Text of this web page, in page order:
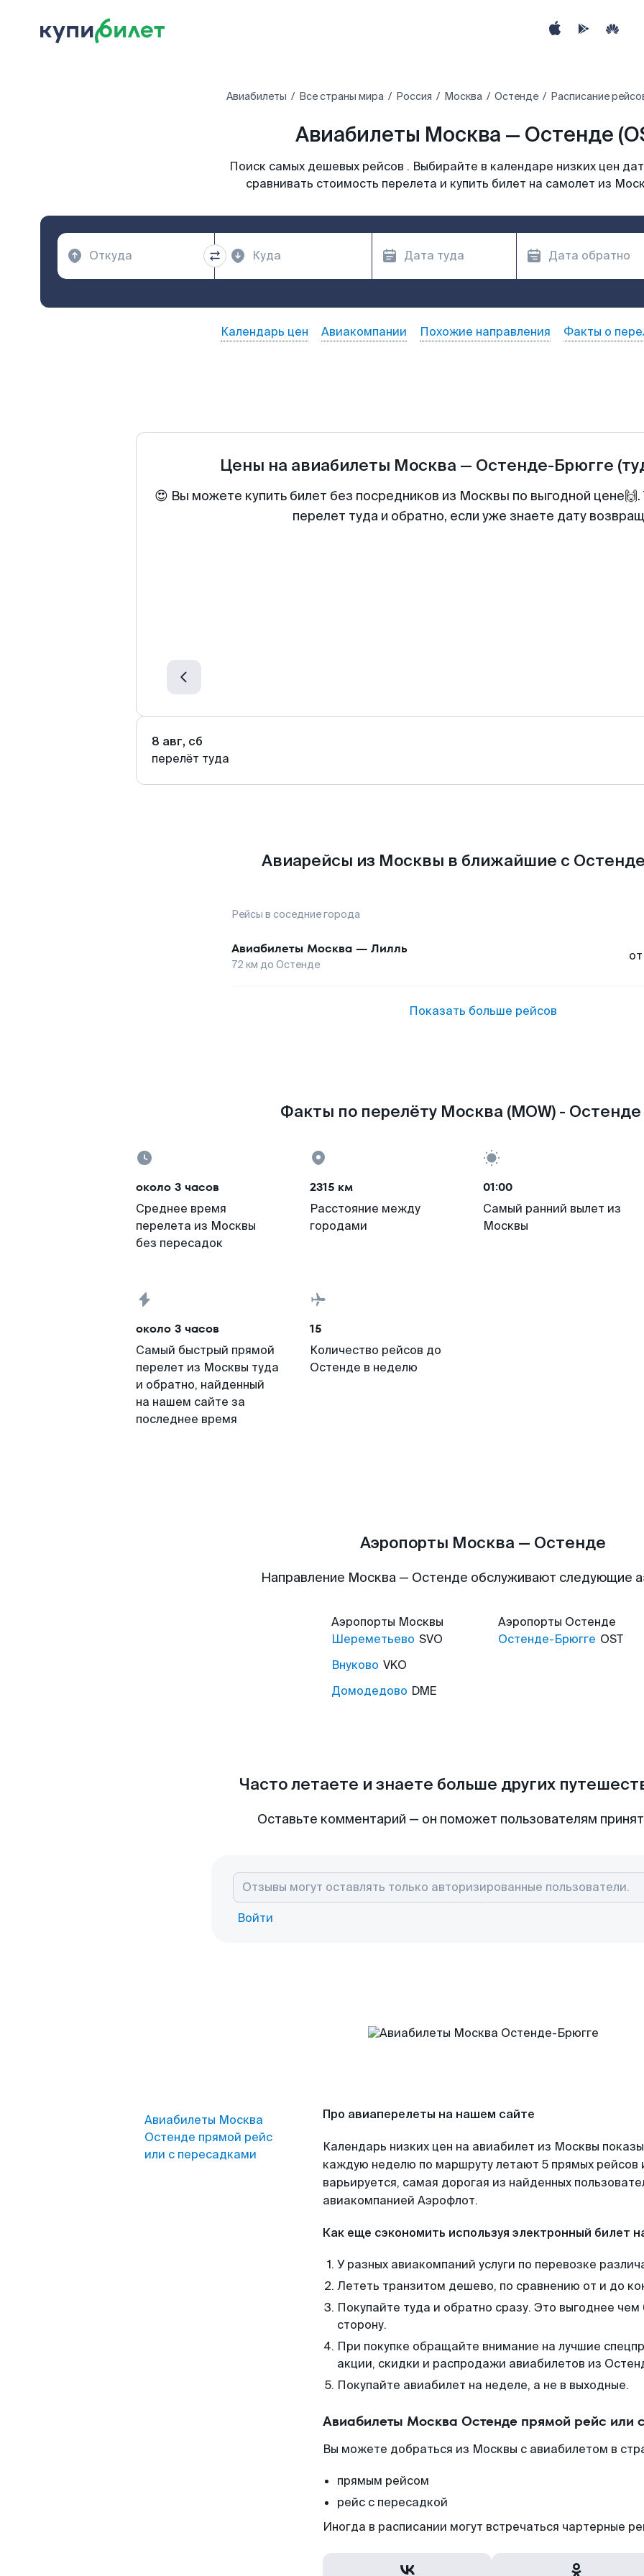
Авиабилеты Все страны мира Россия Москва Остенде Расписание
Авиабилеты Москва — Остенде
Поиск самых дешевых рейсов . Выбирайте в календаре низких цен
сравнивать стоимость перелета и купить билет на самолет из
Календарь цен Авиакомпании Похожие направления Факты о
Цены на авиабилеты Москва — Остенде-Брюгге
😍 Вы можете купить билет без посредников из Москвы по выгодной
перелет туда и обратно, если уже знаете дату
8 авг, сб
перелёт туда
Авиарейсы из Москвы в ближайшие с
Рейсы в соседние города
Авиабилеты Москва — Лилль
72 км до Остенде
от
Показать больше рейсов
Факты по перелёту Москва (MOW) - Остенде
около 3 часов
Среднее время
перелета из Москвы
без пересадок
2315 км
Расстояние между
городами
01:00
Самый ранний вылет из
Москвы
около 3 часов
Самый быстрый прямой
перелет из Москвы туда
и обратно, найденный
на нашем сайте за
последнее время
15
Количество рейсов до
Остенде в неделю
Аэропорты Москва — Остенде
Направление Москва — Остенде обслуживают следующие
Аэропорты Москвы
Шереметьево SVO
Внуково VKO
Домодедово DME
Аэропорты Остенде
Остенде-Брюгге OST
Часто летаете и знаете больше других
Оставьте комментарий — он поможет пользователям
Войти
Авиабилеты Москва
Остенде прямой рейс
или с пересадками
Про авиаперелеты на нашем сайте
Календарь низких цен на авиабилет из Москвы
каждую неделю по маршруту летают 5 прямых рейсов
варьируется, самая дорогая из найденных
авиакомпанией Аэрофлот.
Как еще сэкономить используя электронный билет
У разных авиакомпаний услуги по перевозке
Лететь транзитом дешево, по сравнению от и до
Покупайте туда и обратно сразу. Это выгоднее
сторону.
При покупке обращайте внимание на лучшие
акции, скидки и распродажи авиабилетов из
Покупайте авиабилет на неделе, а не в выходные.
Авиабилеты Москва Остенде прямой рейс или
Вы можете добраться из Москвы с авиабилетом в
прямым рейсом
рейс с пересадкой
Иногда в расписании могут встречаться чартерные